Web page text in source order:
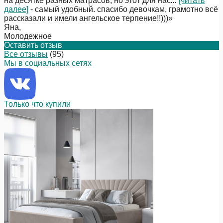
далее] - самый удобный. спасибо девочкам, грамотно всё
рассказали и имели ангельское терпение!!)))»
Яна,
Молодежное
Оставить отзыв
Все отзывы (95)
Мы в социальных сетях
Только что купили